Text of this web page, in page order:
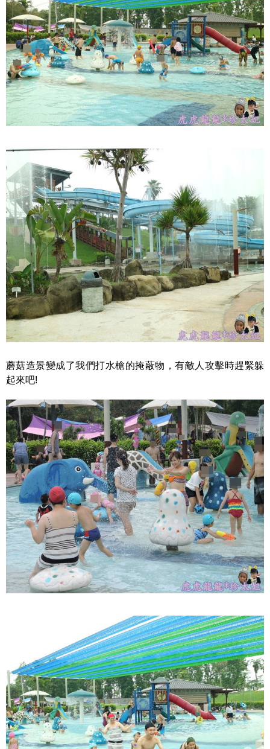
蘑菇造景變成了我們打水槍的掩蔽物，有敵人攻擊時趕緊躲
起來吧!